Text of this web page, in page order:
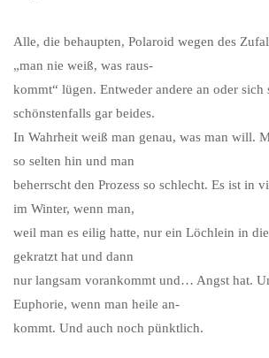
Alle, die behaupten, Polaroid wegen des
„man nie weiß, was raus-
kommt“ lügen. Entweder andere an oder sich
schönstenfalls gar beides.
In Wahrheit weiß man genau, was man will.
so selten hin und man
beherrscht den Prozess so schlecht. Es ist in
im Winter, wenn man,
weil man es eilig hatte, nur ein Löchlein in
gekratzt hat und dann
nur langsam vorankommt und… Angst hat.
Euphorie, wenn man heile an-
kommt. Und auch noch pünktlich.